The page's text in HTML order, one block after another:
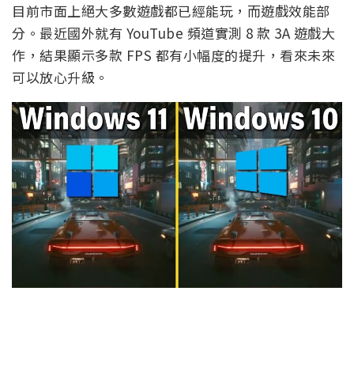
目前市面上絕大多數遊戲都已經能玩，而遊戲效能部
分。最近國外就有 YouTube 頻道實測 8 款 3A 遊戲大
作，結果顯示多款 FPS 都有小幅度的提升，看來未來
可以放心升級。